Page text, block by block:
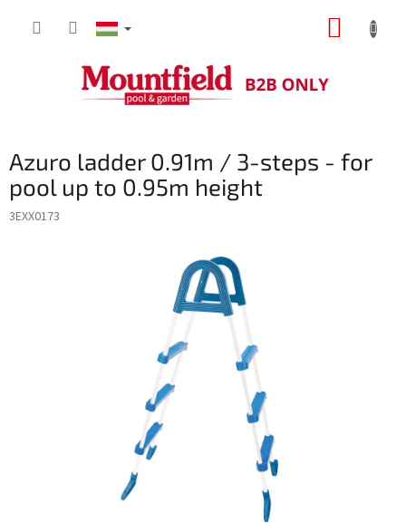
KOSÁR
Azuro ladder 0.91m / 3-steps - for
pool up to 0.95m height
3EXX0173